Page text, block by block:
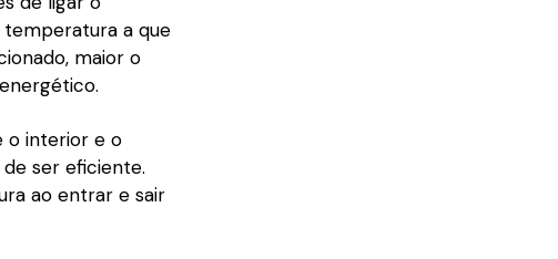
a que
maior o
o interior e o
de ser eficiente.
ao entrar e sair